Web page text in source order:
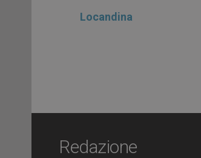
Locandina
Redazione